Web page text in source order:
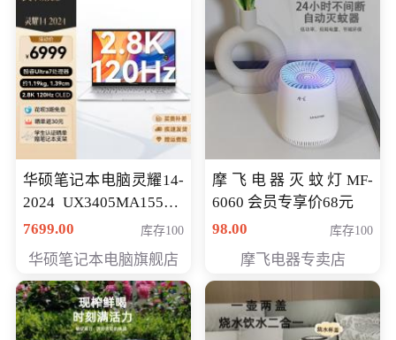
华硕笔记本电脑灵耀14-
2024 UX3405MA155夜
空蓝 oled 智慧轻薄本 会
7699.00 库存100
华硕笔记本电脑旗舰店
摩飞电器灭蚊灯MF-
6060 会员专享价68元
98.00
库存100
摩飞电器专卖店